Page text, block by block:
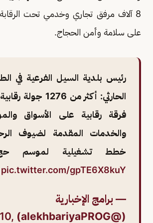
8 آلاف مرفق تجاري وخدمي تحت
على سلامة وأمن الحجاج.
رئيس بلدية السيل الفرعية في
فرقة رقابية على الأسواق
والخدمات المقدمة لضيوف
خطط تشغيلية لموسم حج
pic.twitter.com/gpTE6X8kuY
— برامج الإخبارية
(@alekhbariyaPROG)